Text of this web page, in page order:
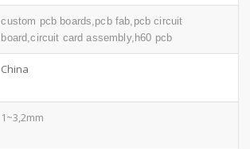
custom pcb boards,pcb fab,pcb circuit
board,circuit card assembly,h60 pcb
China
1~3,2mm